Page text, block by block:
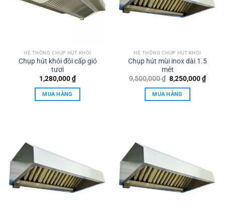
HỆ THỐNG CHỤP HÚT KHÓI
Chụp hút khói đôi cấp gió
tươi
1,280,000₫
MUA HÀNG
HỆ THỐNG CHỤP HÚT KHÓI
Chụp hút mùi inox dài 1.5
mét
9,500,000₫ Giá
gốc
là:
9,500,000 ₫.
8,250,000₫Giá
hiện
MUA HÀNG